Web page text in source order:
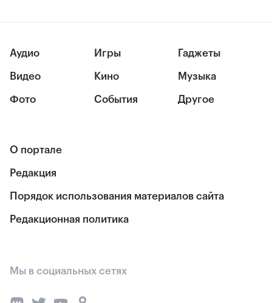
Аудио
Видео
Фото
Игры
Кино
События
Гаджеты
Музыка
Другое
О портале
Редакция
Порядок использования материалов сайта
Редакционная политика
Мы в социальных сетях